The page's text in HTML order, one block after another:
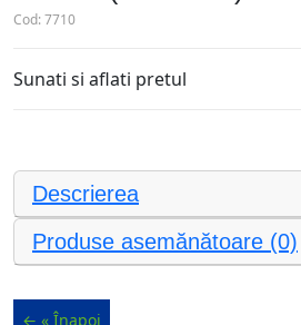
Cod:7710
Sunati si aflati pretul
Descrierea
Produse asemănătoare (0)